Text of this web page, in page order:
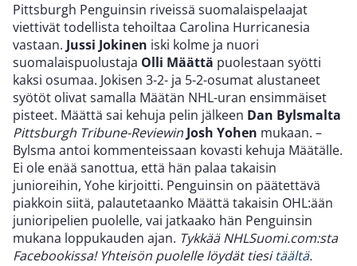
Pittsburgh Penguinsin riveissä suomalaispelaajat
viettivät todellista tehoiltaa Carolina Hurricanesia
vastaan. Jussi Jokinen iski kolme ja nuori
suomalaispuolustaja Olli Määttä puolestaan syötti
kaksi osumaa. Jokisen 3-2- ja 5-2-osumat alustaneet
syötöt olivat samalla Määtän NHL-uran ensimmäiset
pisteet. Määttä sai kehuja pelin jälkeen Dan Bylsmalta
Pittsburgh Tribune-Reviewin Josh Yohen mukaan. –
Bylsma antoi kommenteissaan kovasti kehuja Määtälle.
Ei ole enää sanottua, että hän palaa takaisin
junioreihin, Yohe kirjoitti. Penguinsin on päätettävä
piakkoin siitä, palautetaanko Määttä takaisin OHL:ään
junioripelien puolelle, vai jatkaako hän Penguinsin
mukana loppukauden ajan. Tykkää NHLSuomi.com:sta
Facebookissa! Yhteisön puolelle löydät tiesitäältä.